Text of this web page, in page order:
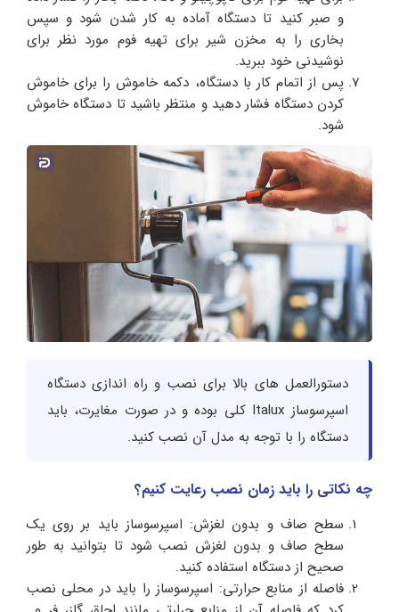
و صبر کنید تا دستگاه آماده به کار شدن شود و سپس
بخاری را به مخزن شیر برای تهیه فوم مورد نظر برای
نوشیدنی خود ببرید.
پس از اتمام کار با دستگاه، دکمه خاموش را برای خاموش
کردن دستگاه فشار دهید و منتظر باشید تا دستگاه خاموش
شود.
دستورالعمل های بالا برای نصب و راه اندازی دستگاه
اسپرسوساز Italux کلی بوده و در صورت مغایرت، باید
دستگاه را با توجه به مدل آن نصب کنید.
چه نکاتی را باید زمان نصب رعایت کنیم؟
سطح صاف و بدون لغزش: اسپرسوساز باید بر روی یک
سطح صاف و بدون لغزش نصب شود تا بتوانید به طور
صحیح از دستگاه استفاده کنید.
فاصله از منابع حرارتی: اسپرسوساز را باید در محلی نصب